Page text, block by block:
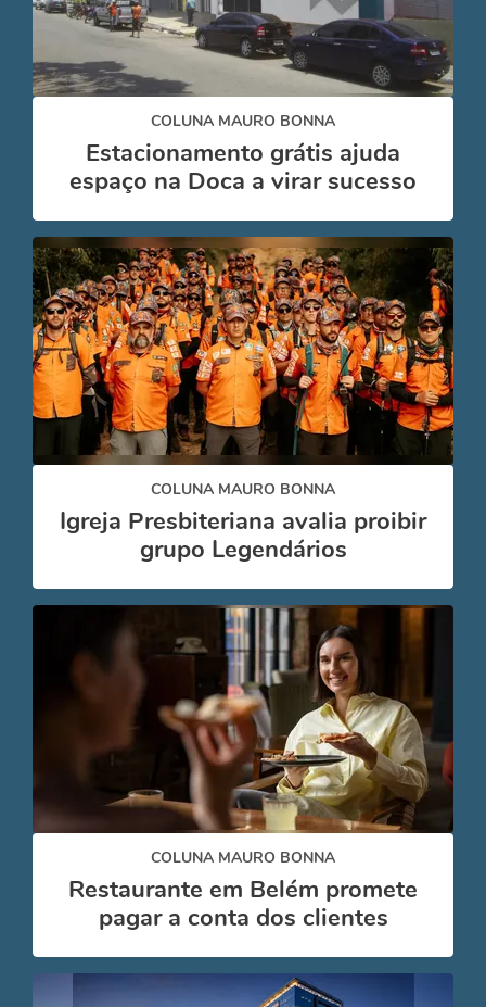
COLUNA MAURO BONNA
Estacionamento grátis ajuda
espaço na Doca a virar sucesso
COLUNA MAURO BONNA
Igreja Presbiteriana avalia proibir
grupo Legendários
COLUNA MAURO BONNA
Restaurante em Belém promete
pagar a conta dos clientes